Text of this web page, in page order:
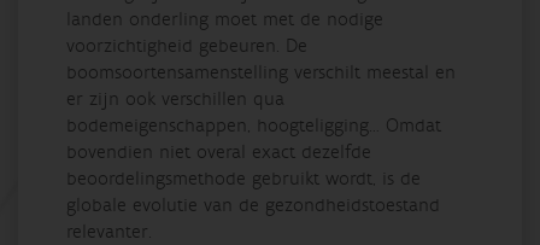
landen onderling moet met de nodige
voorzichtigheid gebeuren. De
boomsoortensamenstelling verschilt meestal en
er zijn ook verschillen qua
bodemeigenschappen, hoogteligging… Omdat
bovendien niet overal exact dezelfde
beoordelingsmethode gebruikt wordt, is de
globale evolutie van de gezondheidstoestand
relevanter.